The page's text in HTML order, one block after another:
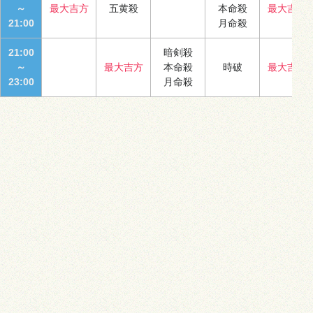
～
21:00
最大吉方 五黄殺
本命殺
月命殺
最大吉方
21:00
～
23:00
最大吉方
暗剣殺
本命殺
月命殺
時破 最大吉方